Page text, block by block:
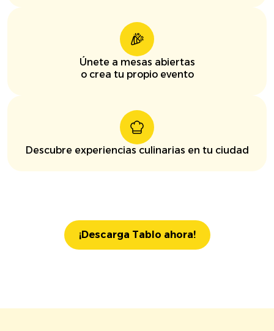
Únete a mesas abiertas
o crea tu propio evento
Descubre experiencias culinarias en tu ciudad
¡Descarga Tablo ahora!